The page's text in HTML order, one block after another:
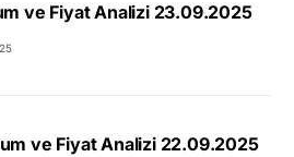
ve Fiyat Analizi 23.09.2025
ve Fiyat Analizi 22.09.2025